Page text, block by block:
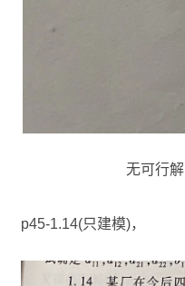
无可行解
p45-1.14(只建模)，